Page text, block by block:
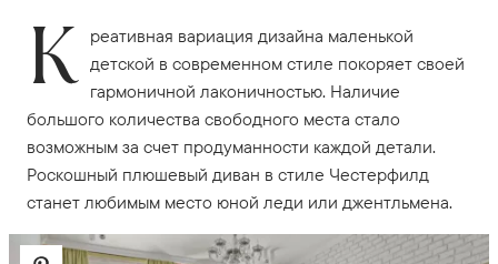
К реативная вариация дизайна маленькой
детской в современном стиле покоряет своей
гармоничной лаконичностью. Наличие
большого количества свободного места стало
возможным за счет продуманности каждой детали.
Роскошный плюшевый диван в стиле Честерфилд
станет любимым место юной леди или джентльмена.